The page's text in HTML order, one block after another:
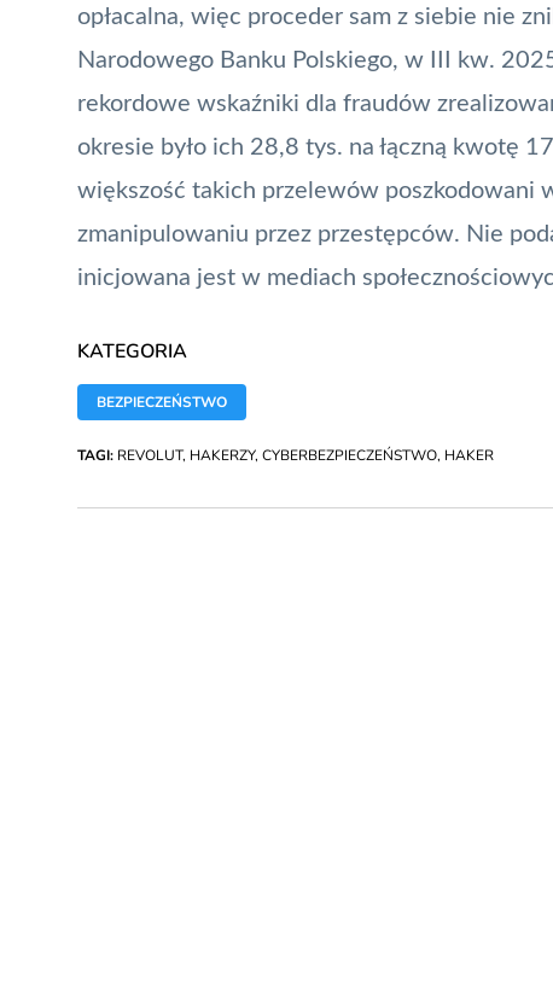
opłacalna, więc proceder sam z siebie nie
Narodowego Banku Polskiego, w III kw.
rekordowe wskaźniki dla fraudów
okresie było ich 28,8 tys. na łączną kwotę
większość takich przelewów poszkodowani
zmanipulowaniu przez przestępców. Nie
inicjowana jest w mediach
KATEGORIA
BEZPIECZEŃSTWO
TAGI: REVOLUT, HAKERZY, CYBERBEZPIECZEŃSTWO, HAKER